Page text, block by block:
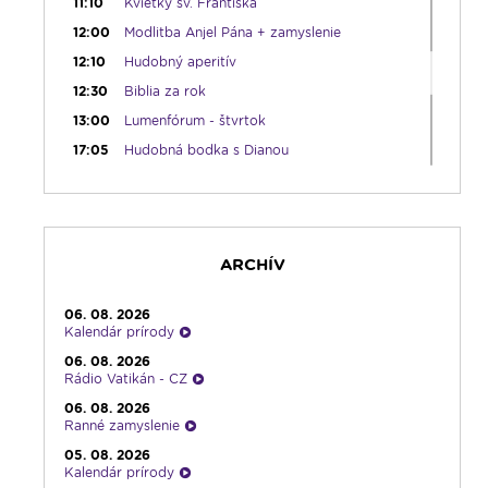
12:00
Modlitba Anjel Pána + zamyslenie
12:10
Hudobný aperitív
12:30
Biblia za rok
13:00
Lumenfórum - štvrtok
17:05
Hudobná bodka s Dianou
20:00
Rozprávka na dobrú noc
20:10
História a my
21:10
Spoznávame Bibliu
21:30
Gospelparáda
zamyslenia zo 6:30
ARCHÍV
06. 08. 2026
Kalendár prírody
06. 08. 2026
Rádio Vatikán - CZ
06. 08. 2026
Ranné zamyslenie
05. 08. 2026
Kalendár prírody